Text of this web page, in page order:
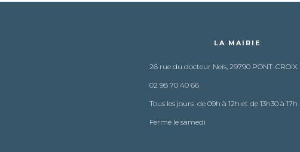
LA MAIRIE
26 rue du docteur Neïs, 29790 PONT-CROIX
02 98 70 40 66
Tous les jours de 09h à 12h et de 13h30 à 17h
Fermé le samedi